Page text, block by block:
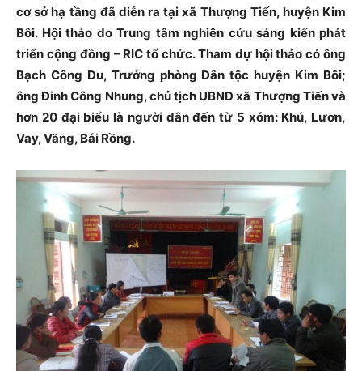
cơ sở hạ tầng đã diễn ra tại xã Thượng Tiến, huyện Kim
Bôi. Hội thảo do Trung tâm nghiên cứu sáng kiến phát
triển cộng đồng – RIC tổ chức. Tham dự hội thảo có ông
Bạch Công Du, Trưởng phòng Dân tộc huyện Kim Bôi;
ông Đinh Công Nhung, chủ tịch UBND xã Thượng Tiến và
hơn 20 đại biểu là người dân đến từ 5 xóm: Khú, Lươn,
Vay, Vãng, Bái Rồng.